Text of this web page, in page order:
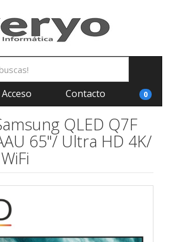
Acceso Contacto 0
QLED Q7F
65"/ Ultra HD 4K/